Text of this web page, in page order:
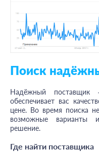
Поиск
Надёжный поставщик
обеспечивает вас
цене. Во время поиска
возможные варианты
решение.
Где найти поставщика